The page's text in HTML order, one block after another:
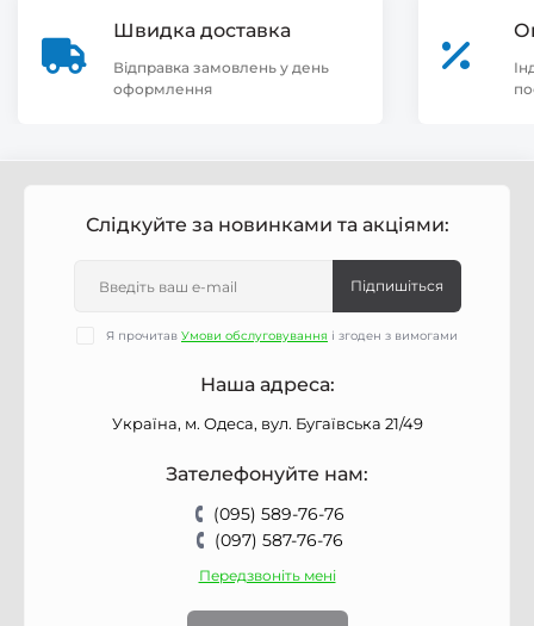
Швидка доставка
Відправка замовлень у день
оформлення
Слідкуйте за новинками та акціями:
Підпишіться
Я прочитав Умови обслуговування і згоден з вимогами
Наша адреса:
Україна, м. Одеса, вул. Бугаївська 21/49
Зателефонуйте нам:
(095) 589-76-76
(097) 587-76-76
Передзвоніть мені